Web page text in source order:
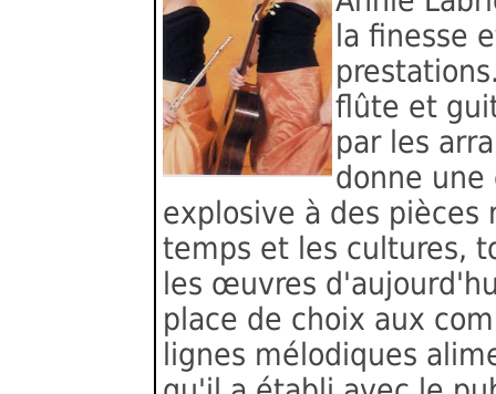
la finesse
flûte et
par les
donne
explosive à des
temps et les cultures,
les œuvres
place de choix aux
lignes mélodiques